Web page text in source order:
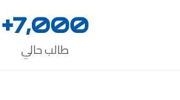
طالب حالي
7,000
+